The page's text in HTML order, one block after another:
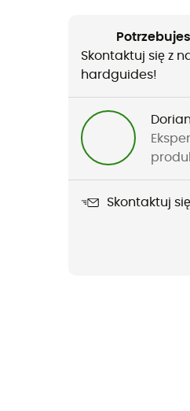
Skontaktuj się z
hardguides!
Dorian
Skontaktuj